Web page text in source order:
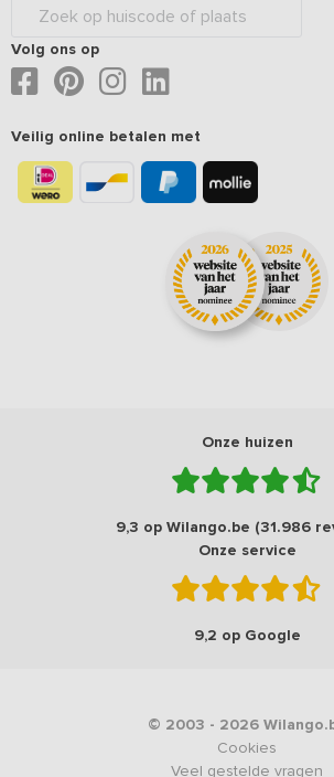
Volg ons op
Veilig online betalen met
Onze huizen
9,3 op Wilango.be (31.986
Onze service
9,2 op Google
© 2003 - 2026
Cookies
Veel gestelde vragen